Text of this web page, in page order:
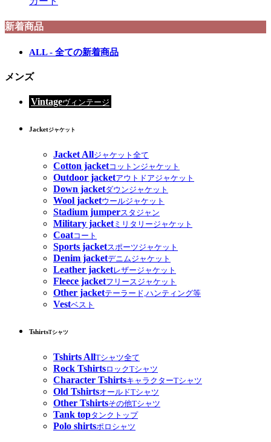
新着商品
ALL - 全ての新着商品
メンズ
Vintageヴィンテージ
Jacketジャケット
Jacket Allジャケット全て
Cotton jacketコットンジャケット
Outdoor jacketアウトドアジャケット
Down jacketダウンジャケット
Wool jacketウールジャケット
Stadium jumperスタジャン
Military jacketミリタリージャケット
Coatコート
Sports jacketスポーツジャケット
Denim jacketデニムジャケット
Leather jacketレザージャケット
Fleece jacketフリースジャケット
Other jacketテーラード,ハンティング等
Vestベスト
TshirtsTシャツ
Tshirts AllTシャツ全て
Rock TshirtsロックTシャツ
Character TshirtsキャラクターTシャツ
Old TshirtsオールドTシャツ
Other Tshirtsその他Tシャツ
Tank topタンクトップ
Polo shirtsポロシャツ